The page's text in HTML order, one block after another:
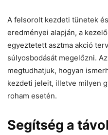
A felsorolt kezdeti tünetek
eredményei alapján, a
egyeztetett asztma akció
súlyosbodását megelőzni.
megtudhatjuk, hogyan
kezdeti jeleit, illetve milyen
roham esetén.
Segítség a